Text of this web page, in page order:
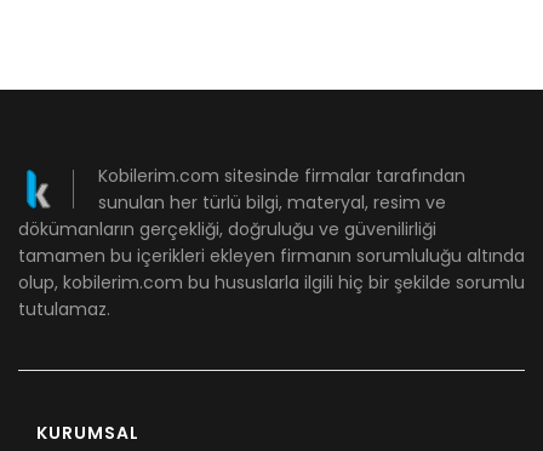
Kobilerim.com sitesinde firmalar tarafından
sunulan her türlü bilgi, materyal, resim ve
dökümanların gerçekliği, doğruluğu ve güvenilirliği
tamamen bu içerikleri ekleyen firmanın sorumluluğu altında
olup, kobilerim.com bu hususlarla ilgili hiç bir şekilde sorumlu
tutulamaz.
KURUMSAL